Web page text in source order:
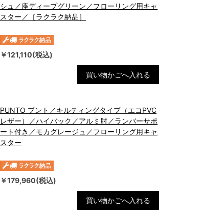
シュ／座ディープグリーン／フローリング用キャ
スター／［ラクラク納品］
￥121,110(税込)
買い物かごへ入れる
PUNTO プント／キルティングタイプ（エコPVC
レザー）／ハイバック／アルミ肘／ランバーサポ
ート付き／モカグレージュ／フローリング用キャ
スター
￥179,960(税込)
買い物かごへ入れる